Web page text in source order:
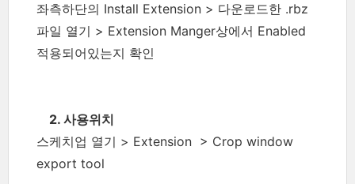
좌측하단의 Install Extension > 다운로드한 .rbz
파일 열기 > Extension Manger상에서 Enabled
적용되어있는지 확인
2. 사용위치
스케치업 열기 > Extension > Crop window
export tool